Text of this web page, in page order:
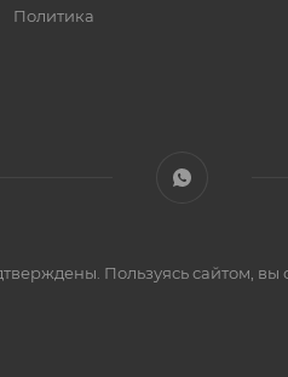
Политика
Пользуясь сайтом, вы